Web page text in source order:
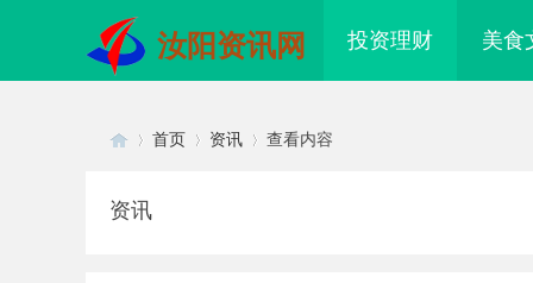
汝阳资讯网 投资理财 美食
首页 资讯 查看内容
资讯